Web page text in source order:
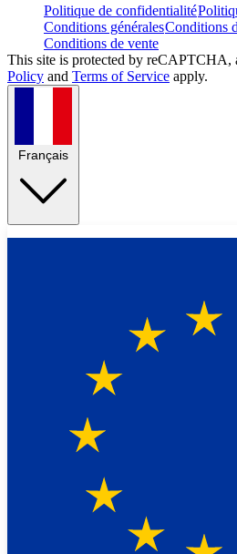
Politique de confidentialité
Conditions généralesConditions
Conditions de vente
This site is protected by reCAPTCHA,
Policy and Terms of Service apply.
Français